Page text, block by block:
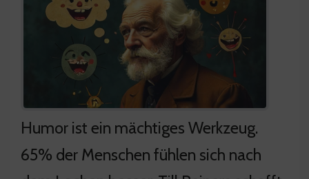
Humor ist ein mächtiges Werkzeug.
65% der Menschen fühlen sich nach